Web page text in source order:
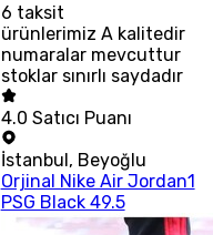
6 taksit
ürünlerimiz A kalitedir
numaralar mevcuttur
stoklar sınırlı saydadır
4.0 Satıcı Puanı
İstanbul, Beyoğlu
Orjinal Nike Air Jordan1
PSG Black 49.5